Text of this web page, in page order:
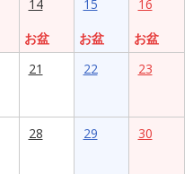
14
お盆
15
お盆
16
お盆
21 22 23
28 29 30